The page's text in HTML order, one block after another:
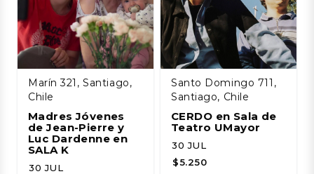
Marín 321, Santiago,
Chile
Madres Jóvenes
de Jean-Pierre y
Luc Dardenne en
SALA K
30 JUL
Santo Domingo 711,
Santiago, Chile
CERDO en Sala de
Teatro UMayor
30 JUL
$5.250